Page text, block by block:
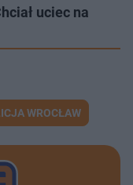
uciec na
WROCŁAW